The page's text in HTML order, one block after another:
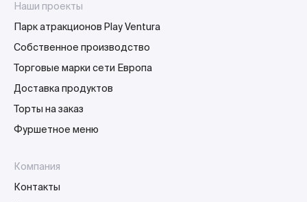
Наши проекты
Парк атракционов Play Ventura
Собственное производство
Торговые марки сети Европа
Доставка продуктов
Торты на заказ
Фуршетное меню
Компания
Контакты